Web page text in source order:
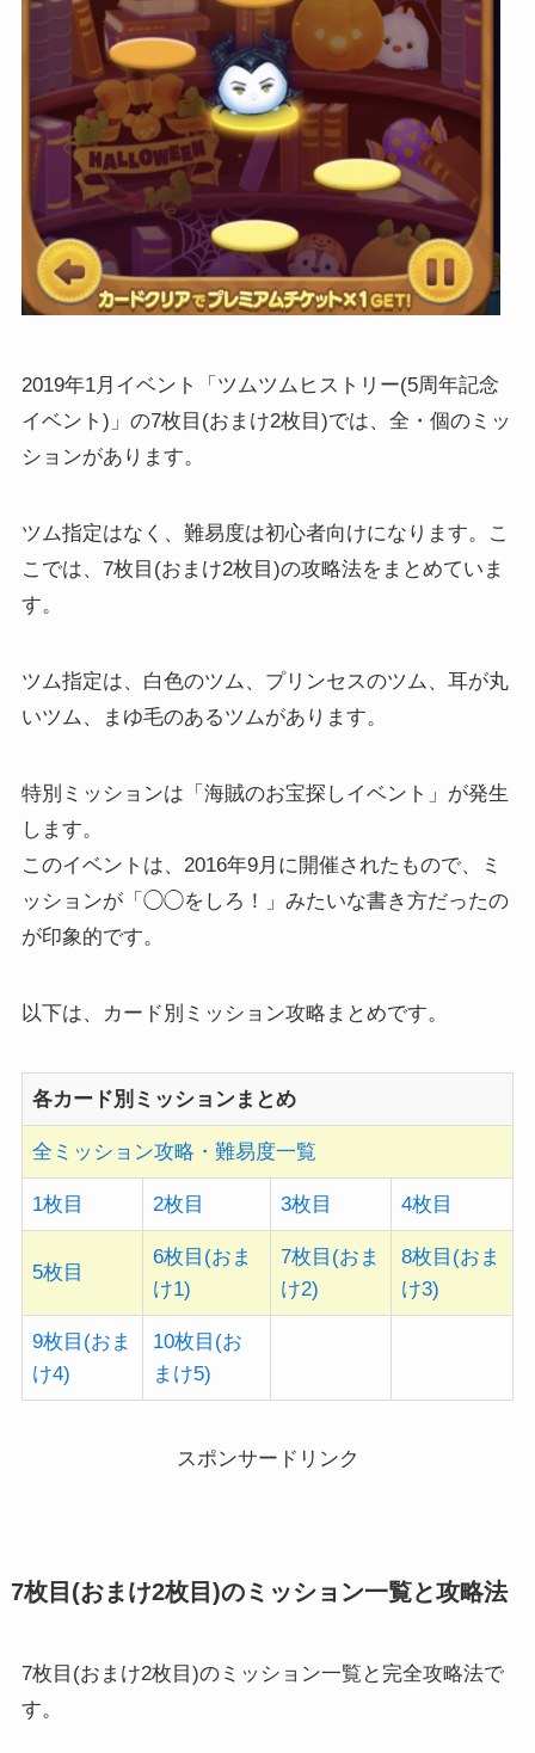
2019年1月イベント「ツムツムヒストリー(5周年記念
イベント)」の7枚目(おまけ2枚目)では、全・個のミッ
ションがあります。
ツム指定はなく、難易度は初心者向けになります。こ
こでは、7枚目(おまけ2枚目)の攻略法をまとめていま
す。
ツム指定は、白色のツム、プリンセスのツム、耳が丸
いツム、まゆ毛のあるツムがあります。
特別ミッションは「海賊のお宝探しイベント」が発生
します。
このイベントは、2016年9月に開催されたもので、ミ
ッションが「◯◯をしろ！」みたいな書き方だったの
が印象的です。
以下は、カード別ミッション攻略まとめです。
各カード別ミッションまとめ
全ミッション攻略・難易度一覧
1枚目 2枚目 3枚目 4枚目
5枚目
6枚目(おま
け1)
7枚目(おま
け2)
8枚目(おま
け3)
9枚目(おま
け4)
10枚目(お
まけ5)
スポンサードリンク
7枚目(おまけ2枚目)のミッション一覧と攻略法
7枚目(おまけ2枚目)のミッション一覧と完全攻略法で
す。